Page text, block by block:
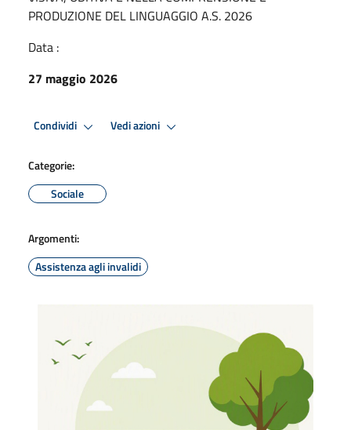
PRODUZIONE DEL LINGUAGGIO A.S. 2026
Data :
27 maggio 2026
Condividi Vedi azioni
Categorie:
Sociale
Argomenti:
Assistenza agli invalidi